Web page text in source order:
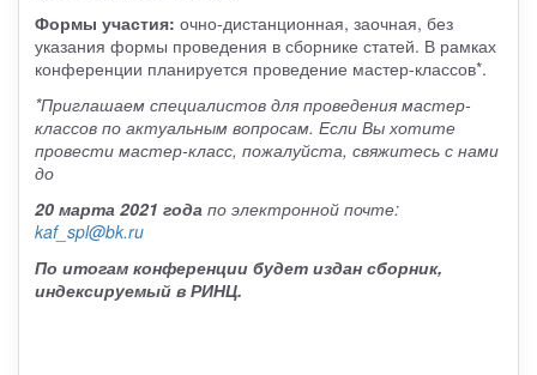
Формы участия: очно-дистанционная, заочная, без
указания формы проведения в сборнике статей. В рамках
конференции планируется проведение мастер-классов*.
*Приглашаем специалистов для проведения мастер-
классов по актуальным вопросам. Если Вы хотите
провести мастер-класс, пожалуйста, свяжитесь с нами
до
20 марта 2021 года по электронной почте:
kaf_spl@bk.ru
По итогам конференции будет издан сборник,
индексируемый в РИНЦ.